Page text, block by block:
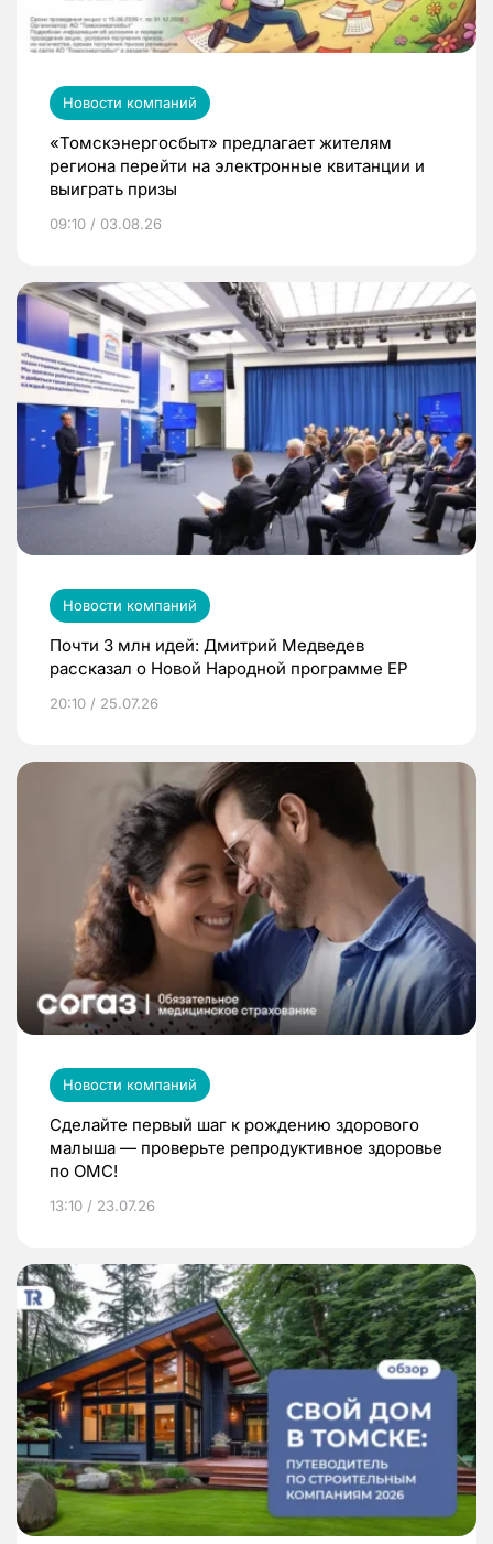
Новости компаний
«Томскэнергосбыт» предлагает жителям
региона перейти на электронные квитанции и
выиграть призы
09:10 / 03.08.26
Новости компаний
Почти 3 млн идей: Дмитрий Медведев
рассказал о Новой Народной программе ЕР
20:10 / 25.07.26
Новости компаний
Сделайте первый шаг к рождению здорового
малыша — проверьте репродуктивное здоровье
по ОМС!
13:10 / 23.07.26